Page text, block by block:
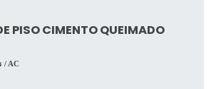
PISO CIMENTO QUEIMADO
/ AC